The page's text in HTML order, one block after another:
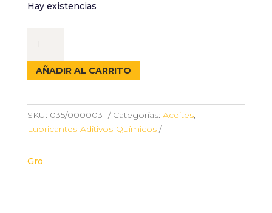
Hay existencias
15W40
E-
cantidad
AÑADIR AL CARRITO
SKU: 035/0000031 Categorías: Aceites,
Lubricantes-Aditivos-Químicos
Gro